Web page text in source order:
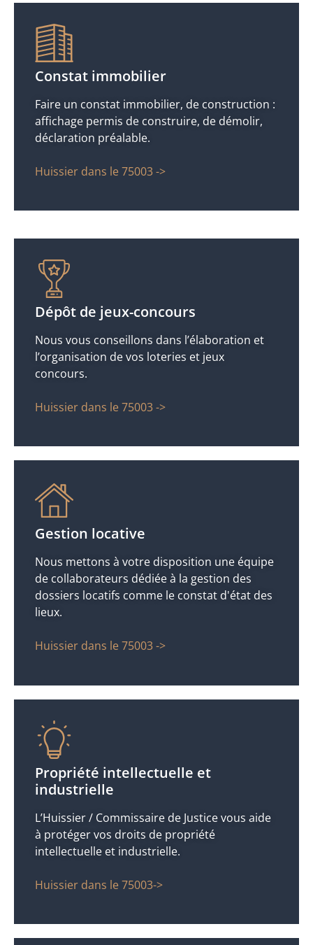
Constat immobilier
Faire un constat immobilier, de construction :
affichage permis de construire, de démolir,
déclaration préalable.
Huissier dans le 75003 ->
Dépôt de jeux-concours
Nous vous conseillons dans l’élaboration et
l’organisation de vos loteries et jeux
concours.
Huissier dans le 75003 ->
Gestion locative
Nous mettons à votre disposition une équipe
de collaborateurs dédiée à la gestion des
dossiers locatifs comme le constat d'état des
lieux.
Huissier dans le 75003 ->
Propriété intellectuelle et
industrielle
L’Huissier / Commissaire de Justice vous aide
à protéger vos droits de propriété
intellectuelle et industrielle.
Huissier dans le 75003->